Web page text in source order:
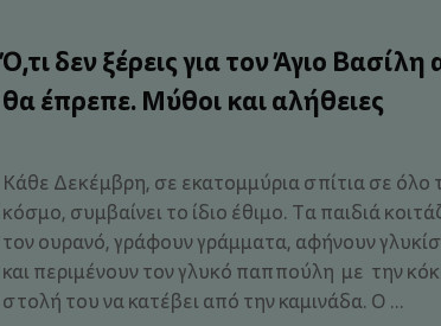
Ό,τι δεν ξέρεις για τον Άγιο Βασίλη
θα έπρεπε. Μύθοι και αλήθειες
Κάθε Δεκέμβρη, σε εκατομμύρια σπίτια σε όλο
κόσμο, συμβαίνει το ίδιο έθιμο. Τα παιδιά
τον ουρανό, γράφουν γράμματα, αφήνουν
και περιμένουν τον γλυκό παππούλη με την
στολή του να κατέβει από την καμινάδα. Ο ...